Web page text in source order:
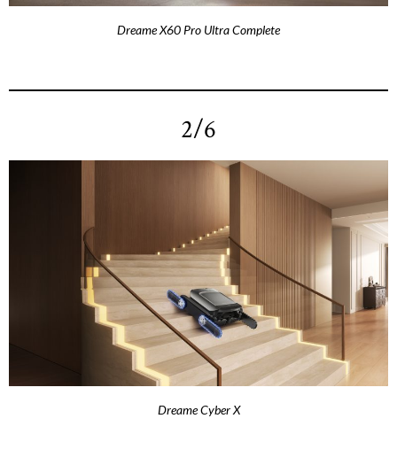
Dreame X60 Pro Ultra Complete
2/6
Dreame Cyber X